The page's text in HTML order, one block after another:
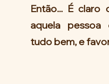
Então... É claro
aquela
tudo bem, e